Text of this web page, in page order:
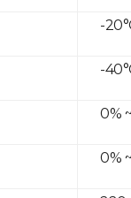
-
-
0%
0%